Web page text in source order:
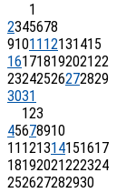
1
2345678
91011 12131415
16171819202122
23242526272829
3031
123
45678910
11 121314151617
18192021222324
252627282930